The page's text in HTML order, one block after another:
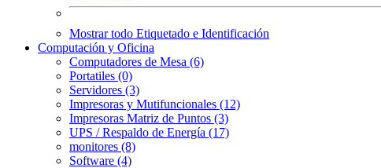
Mostrar todo Etiquetado e Identificación
Computación y Oficina
Computadores de Mesa (6)
Portatiles (0)
Servidores (3)
Impresoras y Mutifuncionales (12)
Impresoras Matriz de Puntos (3)
UPS / Respaldo de Energía (17)
monitores (8)
Software (4)